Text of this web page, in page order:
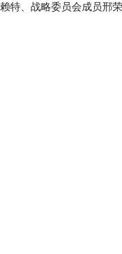
赖特、战略委员会成员邢